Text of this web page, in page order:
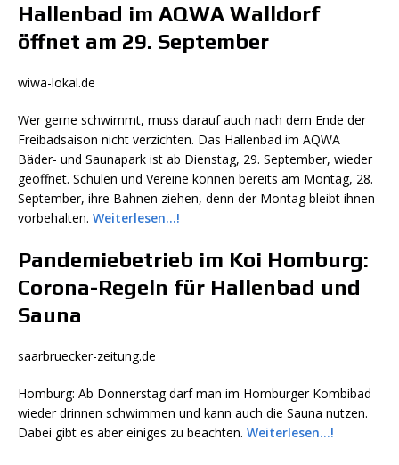
Hallenbad im AQWA Walldorf
öffnet am 29. September
wiwa-lokal.de
Wer gerne schwimmt, muss darauf auch nach dem Ende der
Freibadsaison nicht verzichten. Das Hallenbad im AQWA
Bäder- und Saunapark ist ab Dienstag, 29. September, wieder
geöffnet. Schulen und Vereine können bereits am Montag, 28.
September, ihre Bahnen ziehen, denn der Montag bleibt ihnen
vorbehalten. Weiterlesen…!
Pandemiebetrieb im Koi Homburg:
Corona-Regeln für Hallenbad und
Sauna
saarbruecker-zeitung.de
Homburg: Ab Donnerstag darf man im Homburger Kombibad
wieder drinnen schwimmen und kann auch die Sauna nutzen.
Dabei gibt es aber einiges zu beachten. Weiterlesen…!